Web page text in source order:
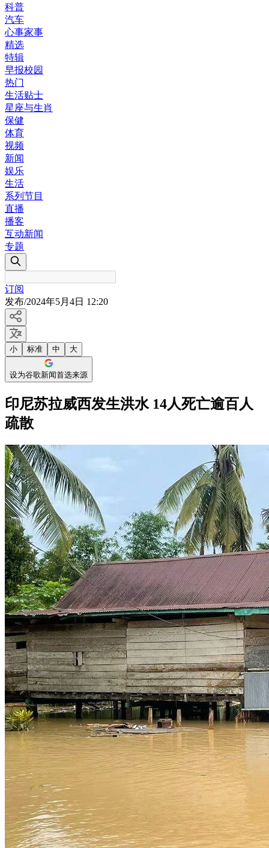
科普
汽车
心事家事
精选
特辑
早报校园
热门
生活贴士
星座与生肖
保健
体育
视频
新闻
娱乐
生活
系列节目
直播
播客
互动新闻
专题
订阅
发布/2024年5月4日 12:20
小 标准 中 大
设为谷歌新闻首选来源
印尼苏拉威西发生洪水 14人死亡逾百人
疏散